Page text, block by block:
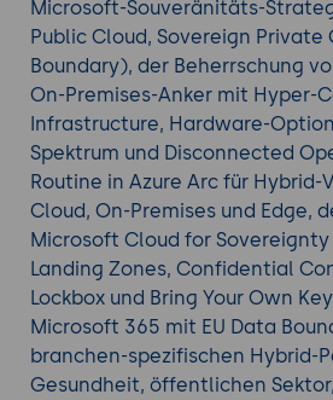
Vertiefen Sie Ihr Wissen mit
Trainingaus unserem Angebot.
Microsoft-Souveränitäts-
Public Cloud, Sovereign Private
Boundary), der Beherrschung
On-Premises-Anker mit Hyper-
Infrastructure, Hardware-
Spektrum und Disconnected
Routine in Azure Arc für Hybrid-
Cloud, On-Premises und Edge,
Microsoft Cloud for
Landing Zones, Confidential
Lockbox und Bring Your Own
Microsoft 365 mit EU Data
branchen-spezifischen Hybrid-
Gesundheit, öffentlichen